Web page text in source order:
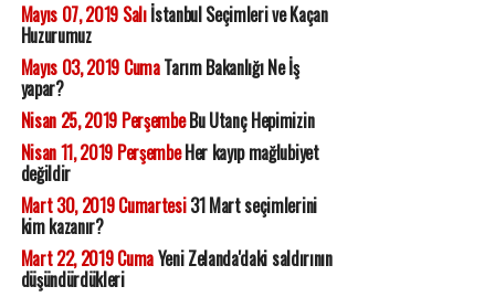
Mayıs 07, 2019 Salıİstanbul Seçimleri ve Kaçan
Huzurumuz
Mayıs 03, 2019 CumaTarım Bakanlığı Ne İş
yapar?
Nisan 25, 2019 PerşembeBu Utanç Hepimizin
Nisan 11, 2019 PerşembeHer kayıp mağlubiyet
değildir
Mart 30, 2019 Cumartesi31 Mart seçimlerini
kim kazanır?
Mart 22, 2019 CumaYeni Zelanda'daki saldırının
düşündürdükleri